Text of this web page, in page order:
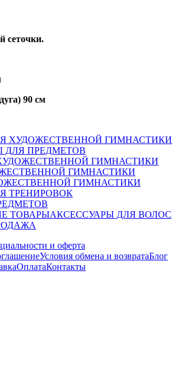
сеточки.
90 см
ХУДОЖЕСТВЕННОЙ ГИМНАСТИКИ
ДЛЯ ПРЕДМЕТОВ
ГИМНАСТИКИ
ГИМНАСТИКИ
ГИМНАСТИКИ
ТРЕНИРОВОК
ТОВАРЫАКСЕССУАРЫ ДЛЯ ВОЛОС
и оферта
Условия обмена и возвратаБлог
ОплатаКонтакты